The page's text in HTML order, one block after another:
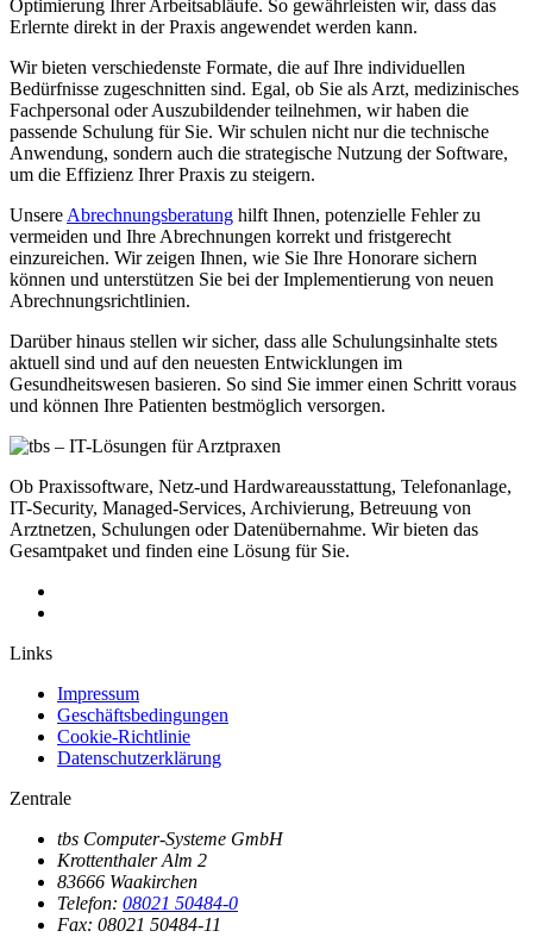
Optimierung Ihrer Arbeitsabläufe. So gewährleisten wir, dass das
Erlernte direkt in der Praxis angewendet werden kann.
Wir bieten verschiedenste Formate, die auf Ihre individuellen
Bedürfnisse zugeschnitten sind. Egal, ob Sie als Arzt, medizinisches
Fachpersonal oder Auszubildender teilnehmen, wir haben die
passende Schulung für Sie. Wir schulen nicht nur die technische
Anwendung, sondern auch die strategische Nutzung der Software,
um die Effizienz Ihrer Praxis zu steigern.
Unsere Abrechnungsberatung hilft Ihnen, potenzielle Fehler zu
vermeiden und Ihre Abrechnungen korrekt und fristgerecht
einzureichen. Wir zeigen Ihnen, wie Sie Ihre Honorare sichern
können und unterstützen Sie bei der Implementierung von neuen
Abrechnungsrichtlinien.
Darüber hinaus stellen wir sicher, dass alle Schulungsinhalte stets
aktuell sind und auf den neuesten Entwicklungen im
Gesundheitswesen basieren. So sind Sie immer einen Schritt voraus
und können Ihre Patienten bestmöglich versorgen.
Ob Praxissoftware, Netz-und Hardwareausstattung, Telefonanlage,
IT-Security, Managed-Services, Archivierung, Betreuung von
Arztnetzen, Schulungen oder Datenübernahme. Wir bieten das
Gesamtpaket und finden eine Lösung für Sie.
Links
Impressum
Geschäftsbedingungen
Cookie-Richtlinie
Datenschutzerklärung
Zentrale
tbs Computer-Systeme GmbH
Krottenthaler Alm 2
83666 Waakirchen
Telefon: 08021 50484-0
Fax: 08021 50484-11